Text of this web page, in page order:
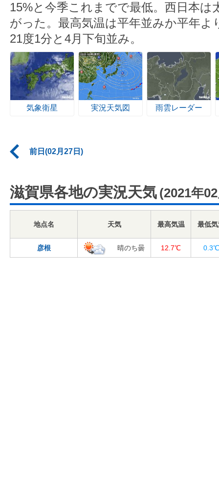
15%と今季これまでで最低。西日本は
がった。最高気温は平年並みか平年よ
21度1分と4月下旬並み。
気象衛星 実況天気図 雨雲レーダー
前日(02月27日)
滋賀県各地の実況天気 (2021年
地点名 天気 最高気温 最低
彦根 晴のち曇 12.7℃ 0.3℃